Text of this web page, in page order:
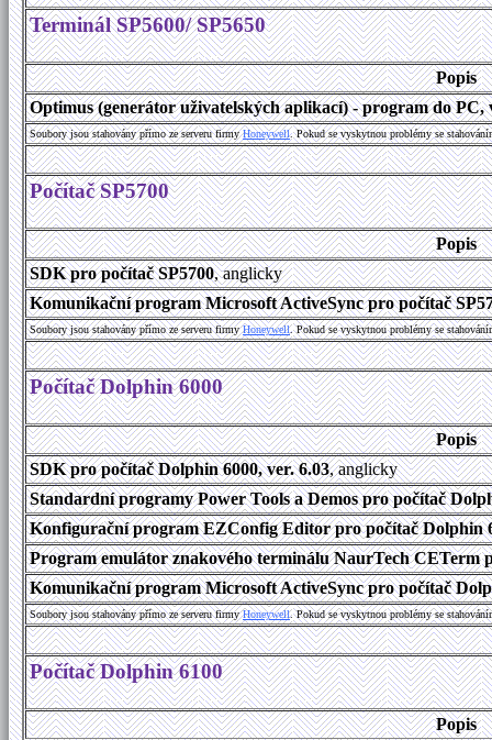
Terminál SP5600/ SP5650
Popis
Optimus (generátor uživatelských aplikací) - program do PC,
Soubory jsou stahovány přímo ze serveru firmyHoneywell. Pokud se vyskytnou problémy se
Počítač SP5700
Popis
SDK pro počítač SP5700, anglicky
Komunikační program Microsoft ActiveSync pro počítač
Soubory jsou stahovány přímo ze serveru firmyHoneywell. Pokud se vyskytnou problémy se
Počítač Dolphin 6000
Popis
SDK pro počítač Dolphin 6000, ver. 6.03, anglicky
Standardní programy Power Tools a Demos pro počítač
Konfigurační program EZConfig Editor pro počítač Dolphin
Program emulátor znakového terminálu NaurTech CETerm
Komunikační program Microsoft ActiveSync pro počítač
Soubory jsou stahovány přímo ze serveru firmyHoneywell. Pokud se vyskytnou problémy se
Počítač Dolphin 6100
Popis